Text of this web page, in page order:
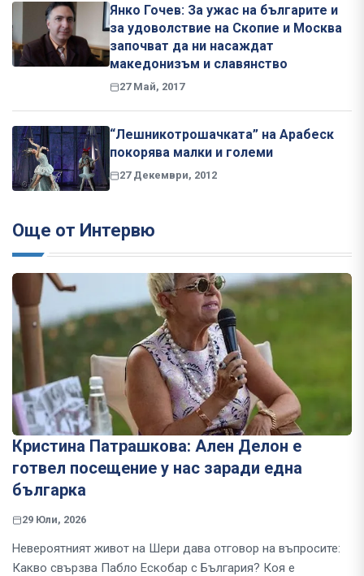
Янко Гочев: За ужас на българите и
за удоволствие на Скопие и Москва
започват да ни насаждат
македонизъм и славянство
27 Май, 2017
“Лешникотрошачката” на Арабеск
покорява малки и големи
27 Декември, 2012
Още от Интервю
Кристина Патрашкова: Ален Делон е
готвел посещение у нас заради една
българка
29 Юли, 2026
Невероятният живот на Шери дава отговор на въпросите:
Какво свързва Пабло Ескобар с България? Коя е